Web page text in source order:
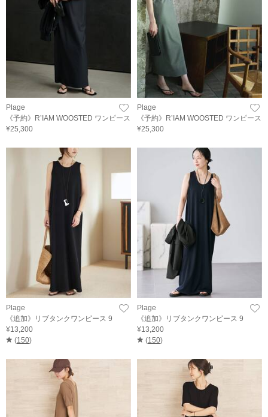
Plage
《予約》R’IAM WOOSTED ワンピース
¥25,300
Plage
《予約》R’IAM WOOSTED ワンピース
¥25,300
Plage
《追加》リブタンクワンピース 9
¥13,200
(150)
Plage
《追加》リブタンクワンピース 9
¥13,200
(150)